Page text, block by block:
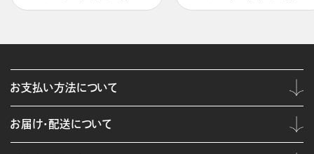
お支払い方法について
お届け・配送について